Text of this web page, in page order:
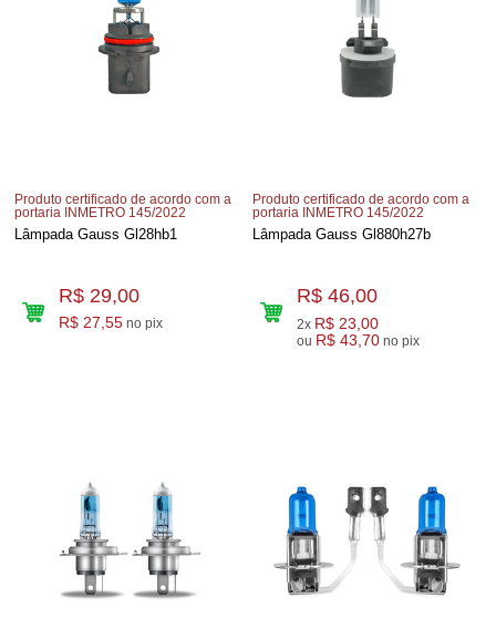
Produto certificado de acordo com a
portaria INMETRO 145/2022
Lâmpada Gauss Gl28hb1
R$ 29,00
R$ 27,55 no pix
Produto certificado de acordo com a
portaria INMETRO 145/2022
Lâmpada Gauss Gl880h27b
R$ 46,00
2x R$ 23,00
ou R$ 43,70 no pix